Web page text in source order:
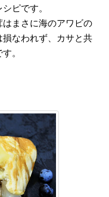
ピです。
まさに海のアワビの
なわれず、カサと共
。